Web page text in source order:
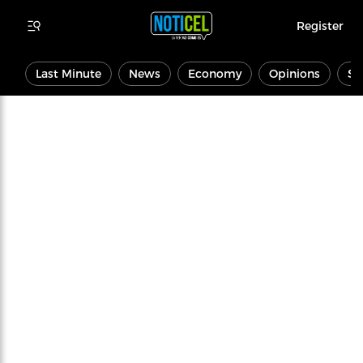
Register
Last Minute News Economy Opinions